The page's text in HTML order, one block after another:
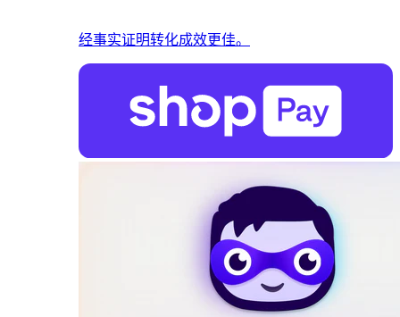
经事实证明转化成效更佳。